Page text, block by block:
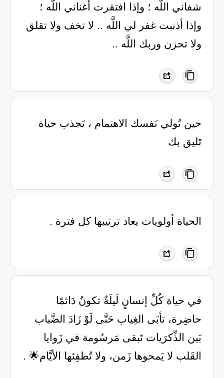
شفاني اللَّه ؛ وإذا افتقرت أغناني اللَّه ؛
وإذا أذنبت غفر لي اللَّه .. لا تخف ولا تقلق
ولا تحزن وربك اللَّه ..
‏حين تُولي نَفسك الاهتمام ، تَجذب حياة
تَليق بك
الحياة أولويات يعاد ترتيبها كل فترة .
في حياة كُلِّ إنسانٍ لَيلَةٌ تكونُ دَائمًا
حاضِرة، تأبَى الغِياب حَتَّى لَوْ زَادَ الضَّباب
بَين الذِّكرَيات تَبقى مَرسُومة في زَوايا
القَلب لا يَمحوها زَمن، ولا تُطفِئها الأيَّام🌟 .